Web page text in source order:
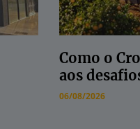
Como o
aos
06/08/2026